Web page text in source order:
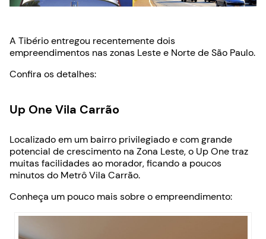
A Tibério entregou recentemente dois
empreendimentos nas zonas Leste e Norte de São Paulo.
Confira os detalhes:
Up One Vila Carrão
Localizado em um bairro privilegiado e com grande
potencial de crescimento na Zona Leste, o Up One traz
muitas facilidades ao morador, ficando a poucos
minutos do Metrô Vila Carrão.
Conheça um pouco mais sobre o empreendimento: